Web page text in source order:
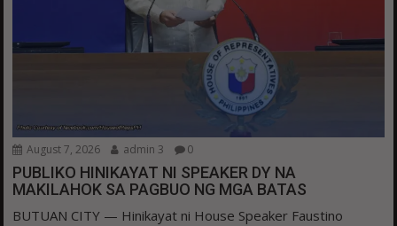
August 7, 2026 admin 3 0
PUBLIKO HINIKAYAT NI SPEAKER DY NA
MAKILAHOK SA PAGBUO NG MGA BATAS
BUTUAN CITY — Hinikayat ni House Speaker Faustino